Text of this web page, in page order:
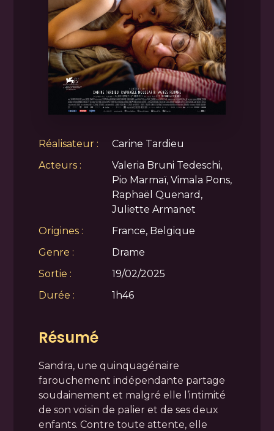
Réalisateur :
Carine Tardieu
Acteurs :
Valeria Bruni Tedeschi,
Pio Marmaï, Vimala Pons,
Raphaël Quenard,
Juliette Armanet
Origines :
France, Belgique
Genre :
Drame
Sortie :
19/02/2025
Durée :
1h46
Résumé
Sandra, une quinquagénaire
farouchement indépendante partage
soudainement et malgré elle l’intimité
de son voisin de palier et de ses deux
enfants. Contre toute attente, elle